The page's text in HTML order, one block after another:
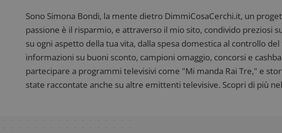
Sono Simona Bondi, la mente dietro DimmiCosaCerchi.it, un
passione è il risparmio, e attraverso il mio sito, condivido preziosi
su ogni aspetto della tua vita, dalla spesa domestica al controllo
informazioni su buoni sconto, campioni omaggio, concorsi e
partecipare a programmi televisivi come "Mi manda Rai Tre," e
state raccontate anche su altre emittenti televisive. Scopri di più